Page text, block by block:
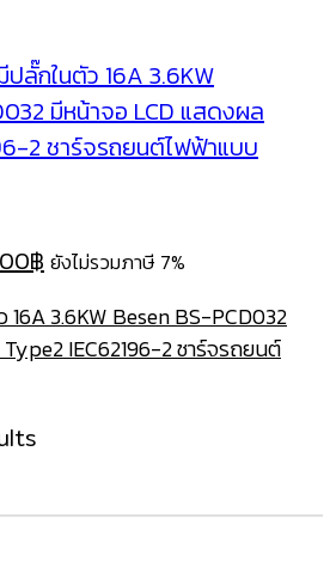
฿.
฿Current
is:
7,000.00฿.
ยังไม่รวมภาษี 7%
3.6KW Besen BS-PCD032
IEC62196-2 ชาร์จรถยนต์
latest